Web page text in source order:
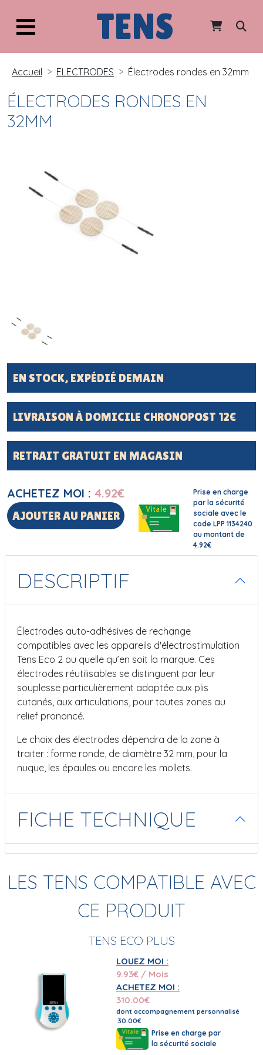
TENS
Accueil ELECTRODES Électrodes rondes en 32mm
ÉLECTRODES RONDES EN
32MM
EN STOCK, EXPÉDIÉ DEMAIN
LIVRAISON À DOMICILE CHRONOPOST 12€
RETRAIT GRATUIT EN MAGASIN
ACHETEZ MOI : 4.92€
AJOUTER AU PANIER
Prise en charge
par la sécurité
sociale avec le
code LPP 1134240
au montant de
4.92€
DESCRIPTIF
Électrodes auto-adhésives de rechange
compatibles avec les appareils d'électrostimulation
Tens Eco 2 ou quelle qu’en soit la marque. Ces
électrodes réutilisables se distinguent par leur
souplesse particulièrement adaptée aux plis
cutanés, aux articulations, pour toutes zones au
relief prononcé.
Le choix des électrodes dépendra de la zone à
traiter : forme ronde, de diamètre 32 mm, pour la
nuque, les épaules ou encore les mollets.
FICHE TECHNIQUE
LES TENS COMPATIBLE AVEC
CE PRODUIT
TENS ECO PLUS
LOUEZ MOI :
9.93€ / Mois
ACHETEZ MOI :
310.00€
dont accompagnement personnalisé
:30.00€
Prise en charge par
la sécurité sociale